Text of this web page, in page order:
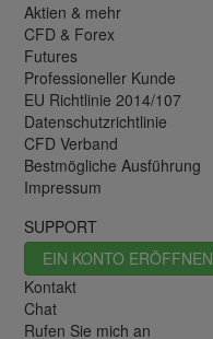
Aktien & mehr
CFD & Forex
Futures
Professioneller Kunde
EU Richtlinie 2014/107
Datenschutzrichtlinie
CFD Verband
Bestmögliche Ausführung
Impressum
SUPPORT
EIN KONTO ERÖFFNEN
Kontakt
Chat
Rufen Sie mich an